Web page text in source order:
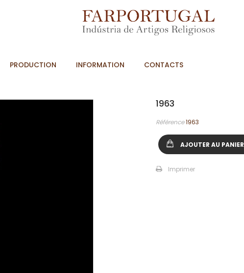
PRODUCTION INFORMATION CONTACTS
1963
Référence1963
AJOUTER AU PANIER
Imprimer